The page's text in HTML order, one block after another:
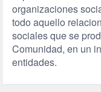
organizaciones
todo aquello
sociales que se
Comunidad, en un
entidades.